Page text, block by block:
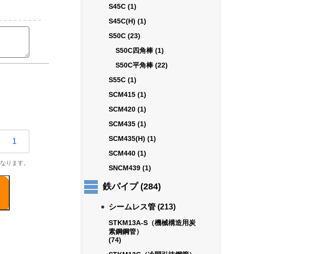
S45C (1)
S45C(H) (1)
S50C (23)
S50C四角棒 (1)
S50C平角棒 (22)
S55C (1)
SCM415 (1)
SCM420 (1)
SCM435 (1)
SCM435(H) (1)
SCM440 (1)
SNCM439 (1)
鉄パイプ (284)
シームレス管 (213)
STKM13A-S（機械構造用炭
素鋼鋼管）
(74)